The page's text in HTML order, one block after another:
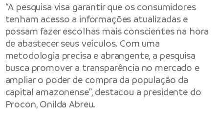
“A pesquisa visa garantir que os consumidores
tenham acesso a informações atualizadas e
possam fazer escolhas mais conscientes na hora
de abastecer seus veículos. Com uma
metodologia precisa e abrangente, a pesquisa
busca promover a transparência no mercado e
ampliar o poder de compra da população da
capital amazonense”, destacou a presidente do
Procon, Onilda Abreu.